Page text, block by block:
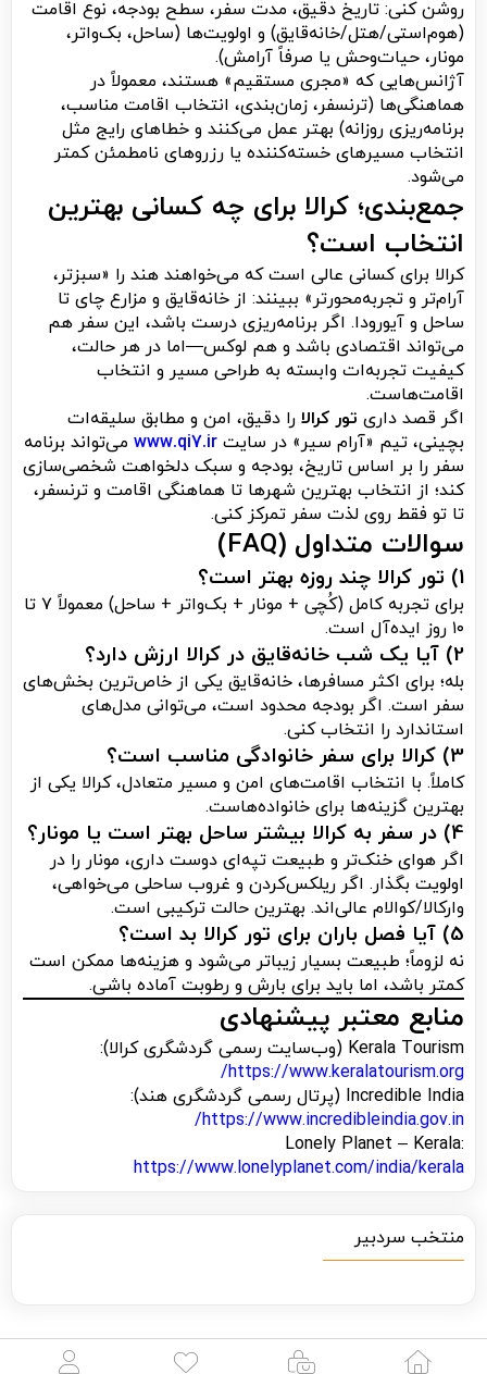
روشن کنی: تاریخ دقیق، مدت سفر، سطح بودجه، نوع اقامت
(هوم‌استی/هتل/خانه‌قایق) و اولویت‌ها (ساحل، بک‌واتر،
مونار، حیات‌وحش یا صرفاً آرامش).
آژانس‌هایی که «مجری مستقیم» هستند، معمولاً در
هماهنگی‌ها (ترنسفر، زمان‌بندی، انتخاب اقامت مناسب،
برنامه‌ریزی روزانه) بهتر عمل می‌کنند و خطاهای رایج مثل
انتخاب مسیرهای خسته‌کننده یا رزروهای نامطمئن کمتر
می‌شود.
جمع‌بندی؛ کرالا برای چه کسانی بهترین
انتخاب است؟
کرالا برای کسانی عالی است که می‌خواهند هند را «سبزتر،
آرام‌تر و تجربه‌محورتر» ببینند: از خانه‌قایق و مزارع چای تا
ساحل و آیورودا. اگر برنامه‌ریزی درست باشد، این سفر هم
می‌تواند اقتصادی باشد و هم لوکس—اما در هر حالت،
کیفیت تجربه‌ات وابسته به طراحی مسیر و انتخاب
اقامت‌هاست.
اگر قصد داری تور کرالا را دقیق، امن و مطابق سلیقه‌ات
بچینی، تیم «آرام سیر» در سایت www.qi7.ir می‌تواند برنامه
سفر را بر اساس تاریخ، بودجه و سبک دلخواهت شخصی‌سازی
کند؛ از انتخاب بهترین شهرها تا هماهنگی اقامت و ترنسفر،
تا تو فقط روی لذت سفر تمرکز کنی.
سوالات متداول (FAQ)
1) تور کرالا چند روزه بهتر است؟
برای تجربه کامل (کُچی + مونار + بک‌واتر + ساحل) معمولاً ۷ تا
۱۰ روز ایده‌آل است.
2) آیا یک شب خانه‌قایق در کرالا ارزش دارد؟
بله؛ برای اکثر مسافرها، خانه‌قایق یکی از خاص‌ترین بخش‌های
سفر است. اگر بودجه محدود است، می‌توانی مدل‌های
استاندارد را انتخاب کنی.
3) کرالا برای سفر خانوادگی مناسب است؟
کاملاً. با انتخاب اقامت‌های امن و مسیر متعادل، کرالا یکی از
بهترین گزینه‌ها برای خانواده‌هاست.
4) در سفر به کرالا بیشتر ساحل بهتر است یا مونار؟
اگر هوای خنک‌تر و طبیعت تپه‌ای دوست داری، مونار را در
اولویت بگذار. اگر ریلکس‌کردن و غروب ساحلی می‌خواهی،
وارکالا/کوالام عالی‌اند. بهترین حالت ترکیبی است.
5) آیا فصل باران برای تور کرالا بد است؟
نه لزوماً؛ طبیعت بسیار زیباتر می‌شود و هزینه‌ها ممکن است
کمتر باشد، اما باید برای بارش و رطوبت آماده باشی.
منابع معتبر پیشنهادی
Kerala Tourism (وب‌سایت رسمی گردشگری کرالا):
https://www.keralatourism.org/
Incredible India (پرتال رسمی گردشگری هند):
https://www.incredibleindia.gov.in/
Lonely Planet – Kerala:
https://www.lonelyplanet.com/india/kerala
منتخب سردبیر